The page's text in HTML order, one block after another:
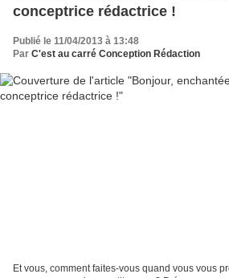
conceptrice rédactrice !
Publié le 11/04/2013 à 13:48
Par C'est au carré Conception Rédaction
Et vous, comment faites-vous quand vous vous